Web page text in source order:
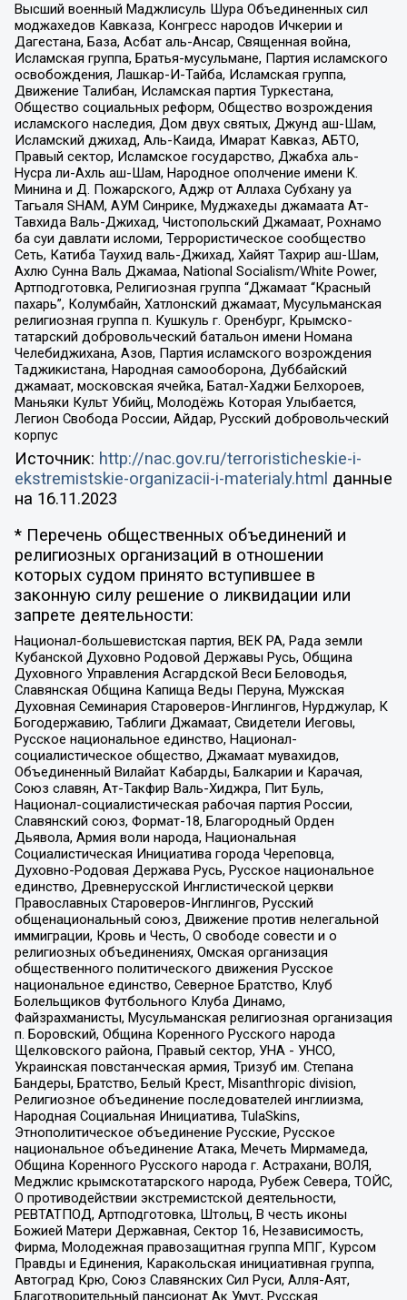
Высший военный Маджлисуль Шура Объединенных сил
моджахедов Кавказа, Конгресс народов Ичкерии и
Дагестана, База, Асбат аль-Ансар, Священная война,
Исламская группа, Братья-мусульмане, Партия исламского
освобождения, Лашкар-И-Тайба, Исламская группа,
Движение Талибан, Исламская партия Туркестана,
Общество социальных реформ, Общество возрождения
исламского наследия, Дом двух святых, Джунд аш-Шам,
Исламский джихад, Аль-Каида, Имарат Кавказ, АБТО,
Правый сектор, Исламское государство, Джабха аль-
Нусра ли-Ахль аш-Шам, Народное ополчение имени К.
Минина и Д. Пожарского, Аджр от Аллаха Субхану уа
Тагьаля SHAM, АУМ Синрике, Муджахеды джамаата Ат-
Тавхида Валь-Джихад, Чистопольский Джамаат, Рохнамо
ба суи давлати исломи, Террористическое сообщество
Сеть, Катиба Таухид валь-Джихад, Хайят Тахрир аш-Шам,
Ахлю Сунна Валь Джамаа, National Socialism/White Power,
Артподготовка, Религиозная группа “Джамаат “Красный
пахарь”, Колумбайн, Хатлонский джамаат, Мусульманская
религиозная группа п. Кушкуль г. Оренбург, Крымско-
татарский добровольческий батальон имени Номана
Челебиджихана, Азов, Партия исламского возрождения
Таджикистана, Народная самооборона, Дуббайский
джамаат, московская ячейка, Батал-Хаджи Белхороев,
Маньяки Культ Убийц, Молодёжь Которая Улыбается,
Легион Свобода России, Айдар, Русский добровольческий
корпус
Источник: http://nac.gov.ru/terroristicheskie-i-
ekstremistskie-organizacii-i-materialy.html данные
на 16.11.2023
* Перечень общественных объединений и
религиозных организаций в отношении
которых судом принято вступившее в
законную силу решение о ликвидации или
запрете деятельности:
Национал-большевистская партия, ВЕК РА, Рада земли
Кубанской Духовно Родовой Державы Русь, Община
Духовного Управления Асгардской Веси Беловодья,
Славянская Община Капища Веды Перуна, Мужская
Духовная Семинария Староверов-Инглингов, Нурджулар, К
Богодержавию, Таблиги Джамаат, Свидетели Иеговы,
Русское национальное единство, Национал-
социалистическое общество, Джамаат мувахидов,
Объединенный Вилайат Кабарды, Балкарии и Карачая,
Союз славян, Ат-Такфир Валь-Хиджра, Пит Буль,
Национал-социалистическая рабочая партия России,
Славянский союз, Формат-18, Благородный Орден
Дьявола, Армия воли народа, Национальная
Социалистическая Инициатива города Череповца,
Духовно-Родовая Держава Русь, Русское национальное
единство, Древнерусской Инглистической церкви
Православных Староверов-Инглингов, Русский
общенациональный союз, Движение против нелегальной
иммиграции, Кровь и Честь, О свободе совести и о
религиозных объединениях, Омская организация
общественного политического движения Русское
национальное единство, Северное Братство, Клуб
Болельщиков Футбольного Клуба Динамо,
Файзрахманисты, Мусульманская религиозная организация
п. Боровский, Община Коренного Русского народа
Щелковского района, Правый сектор, УНА - УНСО,
Украинская повстанческая армия, Тризуб им. Степана
Бандеры, Братство, Белый Крест, Misanthropic division,
Религиозное объединение последователей инглиизма,
Народная Социальная Инициатива, TulaSkins,
Этнополитическое объединение Русские, Русское
национальное объединение Атака, Мечеть Мирмамеда,
Община Коренного Русского народа г. Астрахани, ВОЛЯ,
Меджлис крымскотатарского народа, Рубеж Севера, ТОЙС,
О противодействии экстремистской деятельности,
РЕВТАТПОД, Артподготовка, Штольц, В честь иконы
Божией Матери Державная, Сектор 16, Независимость,
Фирма, Молодежная правозащитная группа МПГ, Курсом
Правды и Единения, Каракольская инициативная группа,
Автоград Крю, Союз Славянских Сил Руси, Алля-Аят,
Благотворительный пансионат Ак Умут, Русская